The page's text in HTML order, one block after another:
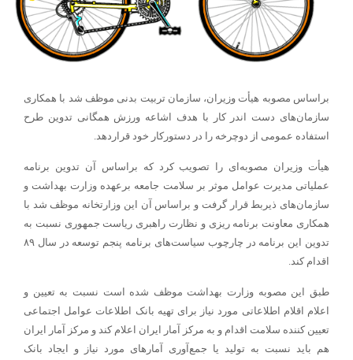
براساس مصوبه هیأت وزیران، سازمان تربیت بدنی موظف شد با همکاری
سازمان‌های دست اندر کار با هدف اشاعه ورزش همگانی تدوین طرح
استفاده عمومی از دوچرخه را در دستورکار خود قراردهد.
هیأت وزیران مصوبه‌ای را تصویب کرد که براساس آن تدوین برنامه
عملیاتی مدیرت عوامل موثر بر سلامت جامعه برعهده وزارت بهداشت و
سازمان‌های ذیربط قرار گرفت و براساس آن این وزارتخانه موظف شد با
همکاری معاونت برنامه ریزی و نظارت راهبری ریاست جمهوری نسبت به
تدوین این برنامه در چارچوب سیاست‌های برنامه پنجم توسعه در سال ۸۹
اقدام کند.
طبق این مصوبه وزارت بهداشت موظف شده است نسبت به تعیین و
اعلام اقلام اطلاعاتی مورد نیاز برای تهیه بانک اطلاعات عوامل اجتماعی
تعیین کننده سلامت اقدام و به مرکز آمار ایران اعلام کند و مرکز آمار ایران
هم باید نسبت به تولید یا جمع‌آوری آمارهای مورد نیاز و ایجاد بانک‌